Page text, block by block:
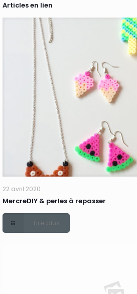
Articles en lien
22 avril 2020
MercreDIY & perles à repasser
Lire plus